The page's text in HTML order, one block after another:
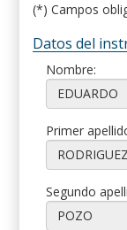
(*) Campos
Datos del
Nombre:
Primer
Segundo